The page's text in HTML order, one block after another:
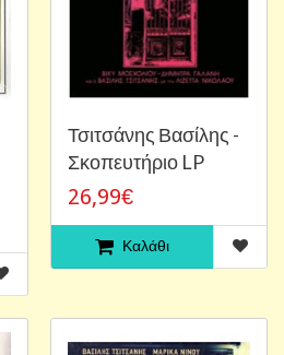
Τσιτσάνης Βασίλης -
Σκοπευτήριο LP
26,99€
Καλάθι